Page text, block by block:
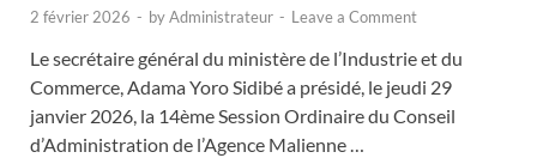
2 février 2026 - byAdministrateur - Leave a Comment
Le secrétaire général du ministère de l’Industrie et du
Commerce, Adama Yoro Sidibé a présidé, le jeudi 29
janvier 2026, la 14ème Session Ordinaire du Conseil
d’Administration de l’Agence Malienne …